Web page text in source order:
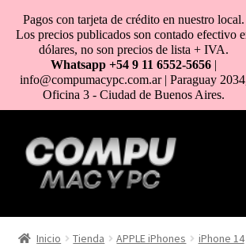
al
contenido
HOME
Inicio Tienda APPLE iPhones iPhone 14
Pagos con tarjeta de crédito en nuestro local.
Los precios publicados son contado efectivo
dólares, no son precios de lista + IVA.
Whatsapp +54 9 11 6552-5656 |
info@compumacypc.com.ar | Paraguay
Oficina 3 - Ciudad de Buenos Aires.